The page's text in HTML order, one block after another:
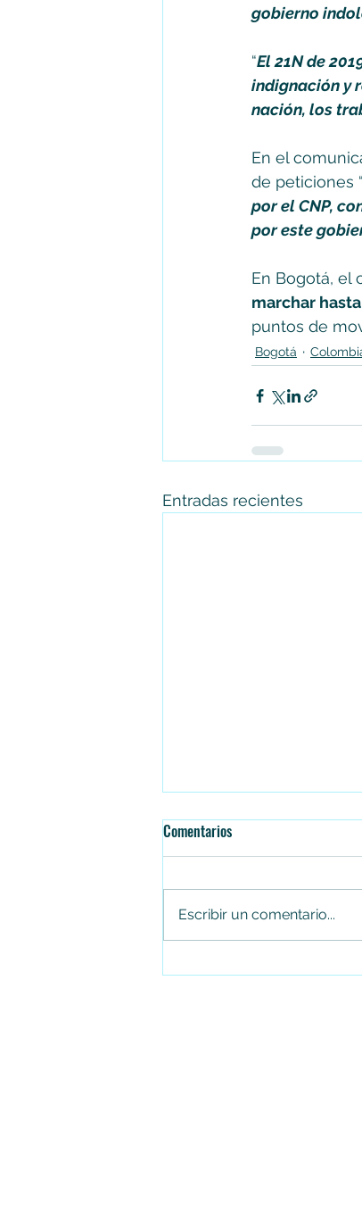
gobierno
“El 21N de
indignación y
nación, los
En el
de peticiones “
por el CNP,
por este
En Bogotá, el
marchar
puntos de
Bogotá
Entradas recientes
¡De Soacha para el mundo!
Comentarios
Escribir un comentario...